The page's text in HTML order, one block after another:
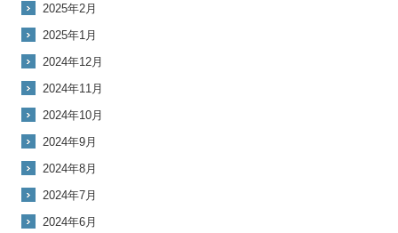
2025年2月
2025年1月
2024年12月
2024年11月
2024年10月
2024年9月
2024年8月
2024年7月
2024年6月